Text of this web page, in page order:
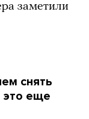
заметили
снять
это еще